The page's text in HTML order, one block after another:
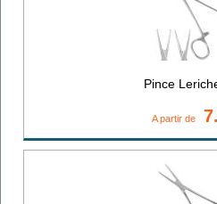
Pince
A partir de